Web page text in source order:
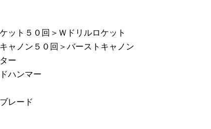
ット５０回＞Ｗドリルロケット
ャノン５０回＞バーストキャノン
ー
ハンマー
レード